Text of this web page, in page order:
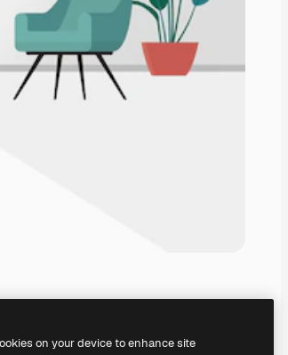
on your device to enhance site